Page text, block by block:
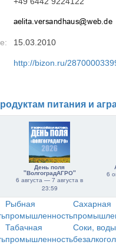
15.03.2010
http://bizon.ru/
питания и
День поля
"ВолгоградАГРО"
6 августа — 7 августа в
23:59
6
Рыбная
промышленность
Сахарная
Табачная
промышленность
Соки,